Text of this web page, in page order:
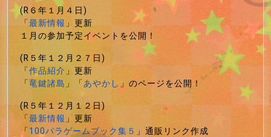
(R６年１月４日)
「最新情報」更新
１月の参加予定イベントを公開！
(R５年１２月２７日)
「作品紹介」更新
「竜鍵諸島」「あやかし」のページを公開！
(R５年１２月１２日)
「最新情報」更新
「100パラゲームブック集５ 」通販リンク作成